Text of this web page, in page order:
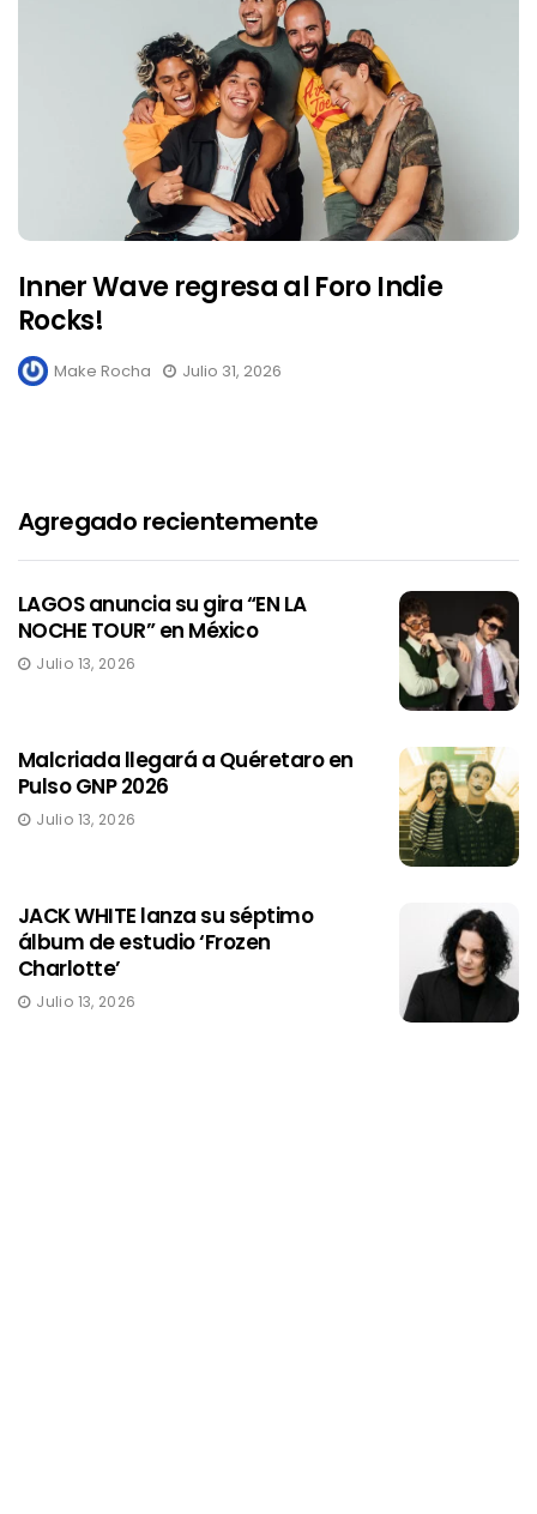
Inner Wave regresa al Foro Indie
Rocks!
Make Rocha Julio 31, 2026
Agregado recientemente
LAGOS anuncia su gira “EN LA
NOCHE TOUR” en México
Julio 13, 2026
Malcriada llegará a Quéretaro en
Pulso GNP 2026
Julio 13, 2026
JACK WHITE lanza su séptimo
álbum de estudio ‘Frozen
Charlotte’
Julio 13, 2026